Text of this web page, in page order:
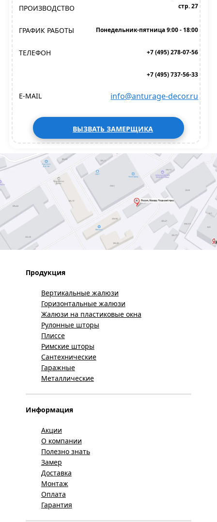
ПРОИЗВОДСТВО
стр. 27
ГРАФИК РАБОТЫ Понедельник-пятница 9:00 - 18:00
ТЕЛЕФОН +7 (495) 278-07-56
+7 (495) 737-56-33
E-MAIL info@anturage-decor.ru
ВЫЗВАТЬ ЗАМЕРЩИКА
Продукция
Вертикальные жалюзи
Горизонтальные жалюзи
Жалюзи на пластиковые окна
Рулонные шторы
Плиссе
Римские шторы
Сантехнические
Гаражные
Металлические
Информация
Акции
О компании
Полезно знать
Замер
Доставка
Монтаж
Оплата
Гарантия